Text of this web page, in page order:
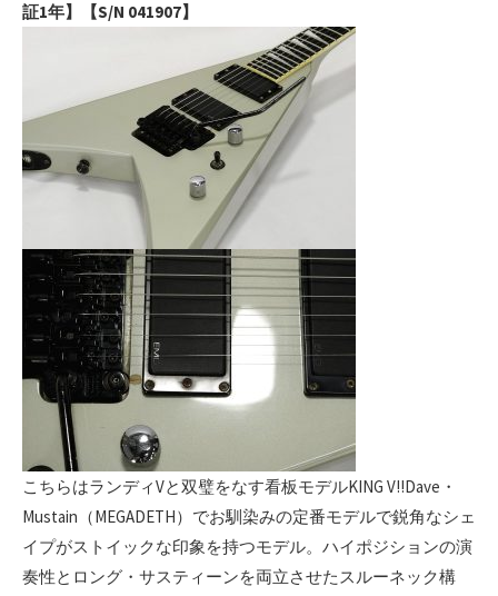
証1年】【S/N 041907】
こちらはランディVと双璧をなす看板モデルKING V!!Dave・
Mustain（MEGADETH）でお馴染みの定番モデルで鋭角なシェ
イプがストイックな印象を持つモデル。ハイポジションの演
奏性とロング・サスティーンを両立させたスルーネック構